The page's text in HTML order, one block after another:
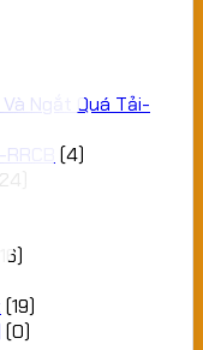
Ngắt Quá Tải-
(4)
(16)
(19)
(0)